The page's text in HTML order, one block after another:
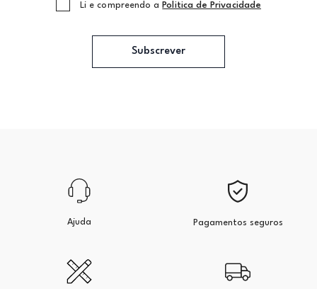
Li e compreendo a Politica de Privacidade
Subscrever
Ajuda Pagamentos seguros